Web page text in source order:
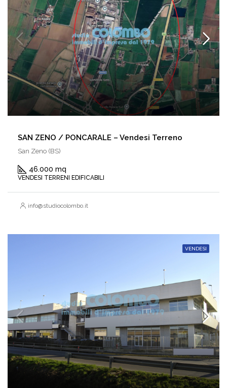
SAN ZENO / PONCARALE – Vendesi Terreno
San Zeno (BS)
46.000 mq
VENDESI TERRENI EDIFICABILI
info@studiocolombo.it
VENDESI